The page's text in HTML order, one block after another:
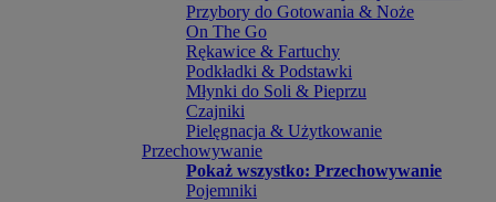
Przybory do Gotowania & Noże
On The Go
Rękawice & Fartuchy
Podkładki & Podstawki
Młynki do Soli & Pieprzu
Czajniki
Pielęgnacja & Użytkowanie
Przechowywanie
Pokaż wszystko: Przechowywanie
Pojemniki